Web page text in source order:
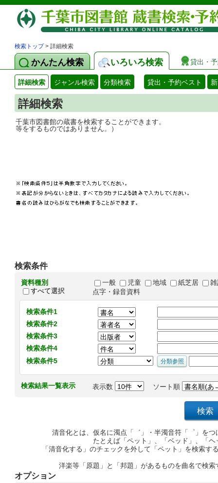
検索トップ> 詳細検索
かんたん検索 いろいろ検索 貸出・
詳細検索 ジャンル検索 分類検索 貸出・予約ベスト
詳細検索
千葉市図書館の蔵書を検索することがで
等をするものではありません。）
検索条件
資料種別
すべて選択
一般 児童 地域 紙芝居
点字・録音資料
検索条件1
検索条件2
検索条件3
検索条件4
検索条件5
検索結果一覧表示 表示数 ソート順
清音化とは、仮名に濁点「゛」・半濁音符「゜」を
たとえば「ペット」、「ベッド」、「
「清音化する」のチェックを外して「ペット」を検索
洋楽等「原題」と「邦題」があるものを曲名で検
オプション